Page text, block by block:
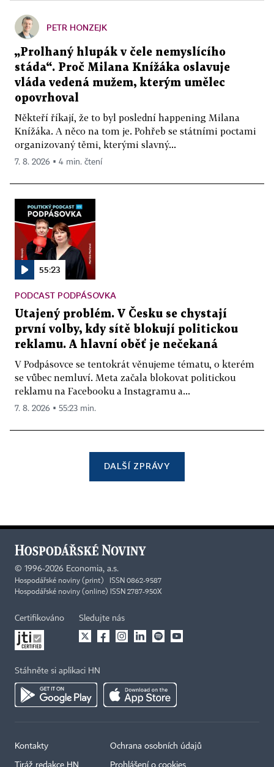
PETR HONZEJK
„Prolhaný hlupák v čele nemyslícího
stáda“. Proč Milana Knížáka oslavuje
vláda vedená mužem, kterým umělec
opovrhoval
Někteří říkají, že to byl poslední happening Milana
Knížáka. A něco na tom je. Pohřeb se státními poctami
organizovaný těmi, kterými slavný...
7. 8. 2026 ▪ 4 min. čtení
55:23
PODCAST PODPÁSOVKA
Utajený problém. V Česku se chystají
první volby, kdy sítě blokují politickou
reklamu. A hlavní oběť je nečekaná
V Podpásovce se tentokrát věnujeme tématu, o kterém
se vůbec nemluví. Meta začala blokovat politickou
reklamu na Facebooku a Instagramu a...
7. 8. 2026 ▪ 55:23 min.
DALŠÍ ZPRÁVY
© 1996-2026 Economia, a.s.
Hospodářské noviny (print) ISSN 0862-9587
Hospodářské noviny (online) ISSN 2787-950X
Certifikováno Sledujte nás
Stáhněte si aplikaci HN
Kontakty
Tiráž redakce HN
Ochrana osobních údajů
Prohlášení o cookies